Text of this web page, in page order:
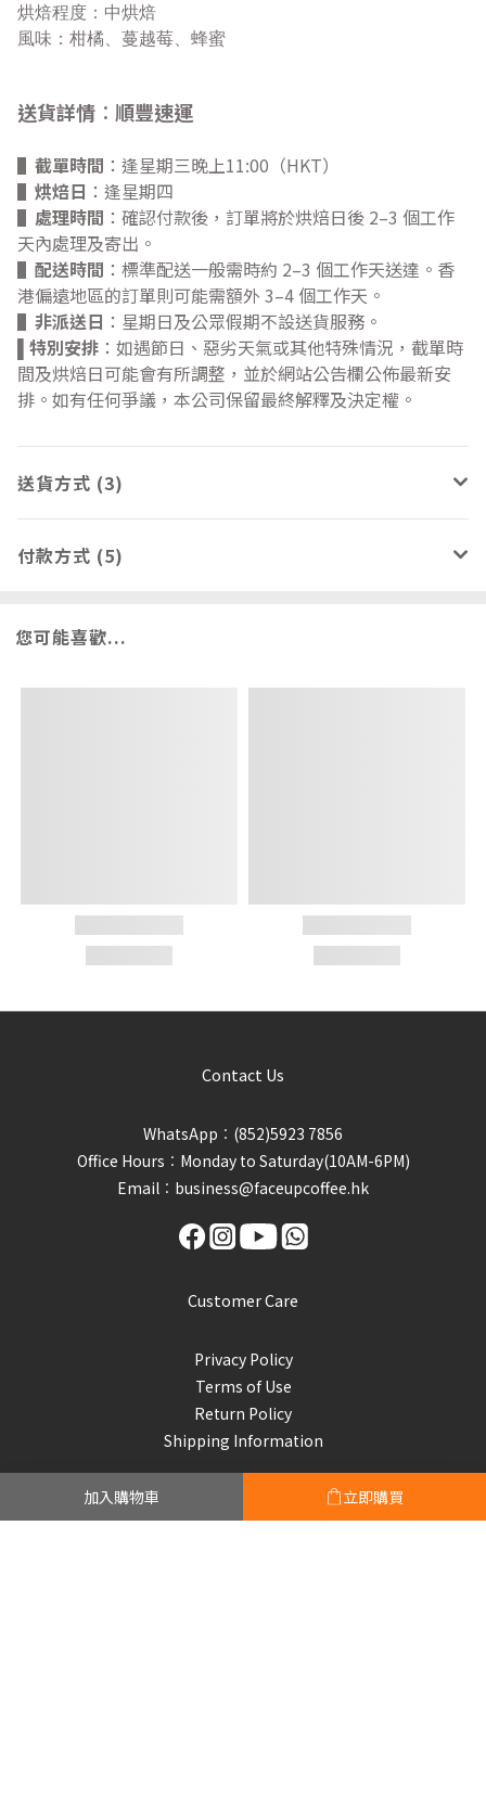
加入購物車 立即購買
烘焙程度：中烘焙
風味：柑橘、蔓越莓、蜂蜜
送貨詳情︰ 順豐速運
▌ 截單時間 ：逢星期三晚上11:00（HKT）
▌ 烘焙日 ：逢星期四
▌ 處理時間 ：確認付款後，訂單將於烘焙日後 2–3 個工作
天內處理及寄出。
▌ 配送時間 ：標準配送一般需時約 2–3 個工作天送達。香
港偏遠地區的訂單則可能需額外 3–4 個工作天。
▌ 非派送日 ：星期日及公眾假期不設送貨服務。
特別安排 ：如遇節日、惡劣天氣或其他特殊情況，截單時
間及烘焙日可能會有所調整，並於網站公告欄公佈最新安
排。如有任何爭議，本公司保留最終解釋及決定權。
送貨方式 (3)
付款方式 (5)
您可能喜歡...
Contact Us
WhatsApp︰(852)5923 7856
Office Hours︰Monday to Saturday(10AM-6PM)
Email︰business@faceupcoffee.hk
Customer Care
Privacy Policy
Terms of Use
Return Policy
Shipping Information
Subscribe to our emails